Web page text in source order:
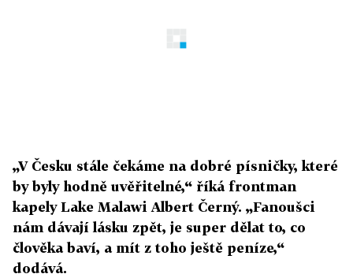
„V Česku stále čekáme na dobré písničky, které
by byly hodně uvěřitelné,“ říká frontman
kapely Lake Malawi Albert Černý. „Fanoušci
nám dávají lásku zpět, je super dělat to, co
člověka baví, a mít z toho ještě peníze,“
dodává.